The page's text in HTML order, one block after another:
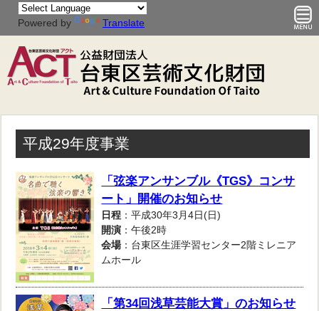
Powered by Translate
平成29年度事業
「弦楽アンサンブル《TGS》コンサ
ート」開催のお知らせ
日程 ：平成30年3月4日(日)
開演 ：午後2時
会場：台東区生涯学習センター2階ミレニア
ムホール
「第34回浅草芸能大賞」のお知らせ